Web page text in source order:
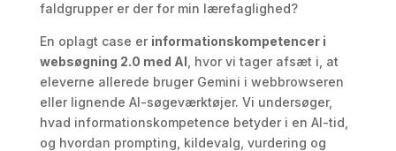
faldgrupper er der for min lærefaglighed?
En oplagt case er informationskompetencer i
websøgning 2.0 med AI , hvor vi tager afsæt i, at
eleverne allerede bruger Gemini i webbrowseren
eller lignende AI-søgeværktøjer. Vi undersøger,
hvad informationskompetence betyder i en AI-tid,
og hvordan prompting, kildevalg, vurdering og